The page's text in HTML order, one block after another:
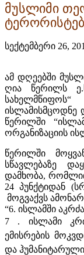
მუსლიმი
სექტემბერი 26,
ამ დღეებში
ღია წერილს
წერილში
ორგანიზაციის
წერილში
სწავლებაზე
დამხობა,
24 პუნქტიდან
მოგვაქვს
“6. ისლამში
7 . ისლამი
ემისრების
და